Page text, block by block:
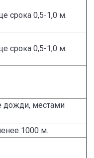
срока 0,5-1,0 м.
срока 0,5-1,0 м.
дожди, местами
1000 м.